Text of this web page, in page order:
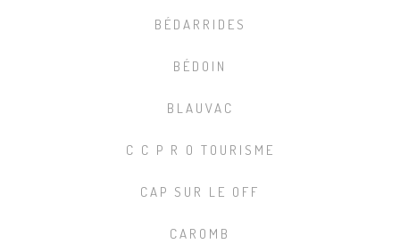
BÉDARRIDES
BÉDOIN
BLAUVAC
C C P R O TOURISME
CAP SUR LE OFF
CAROMB